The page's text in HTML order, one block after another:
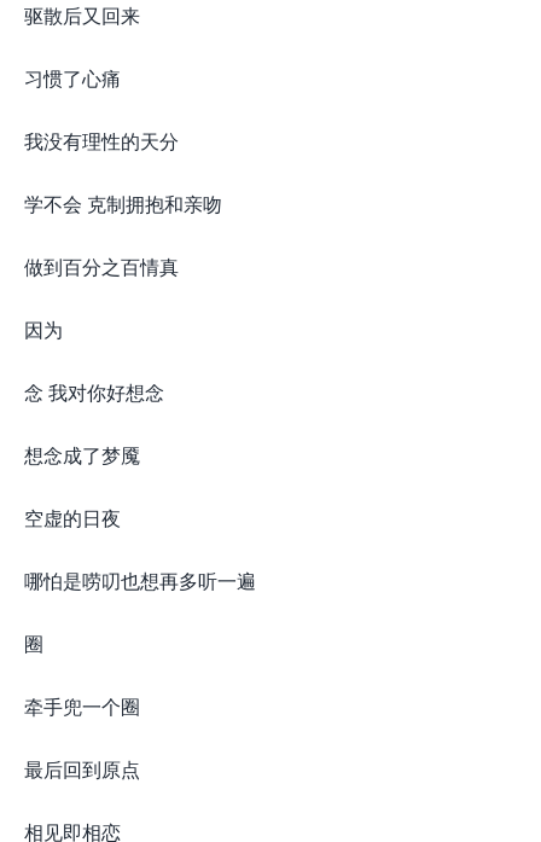
驱散后又回来
习惯了心痛
我没有理性的天分
学不会 克制拥抱和亲吻
做到百分之百情真
因为
念 我对你好想念
想念成了梦魇
空虚的日夜
哪怕是唠叨也想再多听一遍
圈
牵手兜一个圈
最后回到原点
相见即相恋